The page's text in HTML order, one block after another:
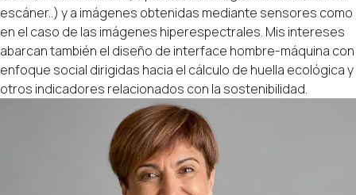
escáner..) y a imágenes obtenidas mediante sensores como
en el caso de las imágenes hiperespectrales. Mis intereses
abarcan también el diseño de interface hombre-máquina con
enfoque social dirigidas hacia el cálculo de huella ecológica y
otros indicadores relacionados con la sostenibilidad.